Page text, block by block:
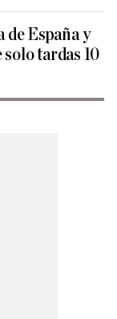
de España y
tardas 10